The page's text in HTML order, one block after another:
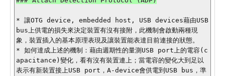
* 讓OTG device, embedded host, USB devices藉由USB
bus上供電的損失來決定裝置有沒有接附，此機制會啟動兩種現
象，裝置插入的基本原理表現及讓裝置能表達目前連接的狀態。
* 如何達成上述的機制：藉由週期性的量測USB port上的電容(c
apacitance)變化，看有沒有裝置連上；當電容的變化大到足以
表示有新裝置接上USB port，A-device會供電到USB bus，準